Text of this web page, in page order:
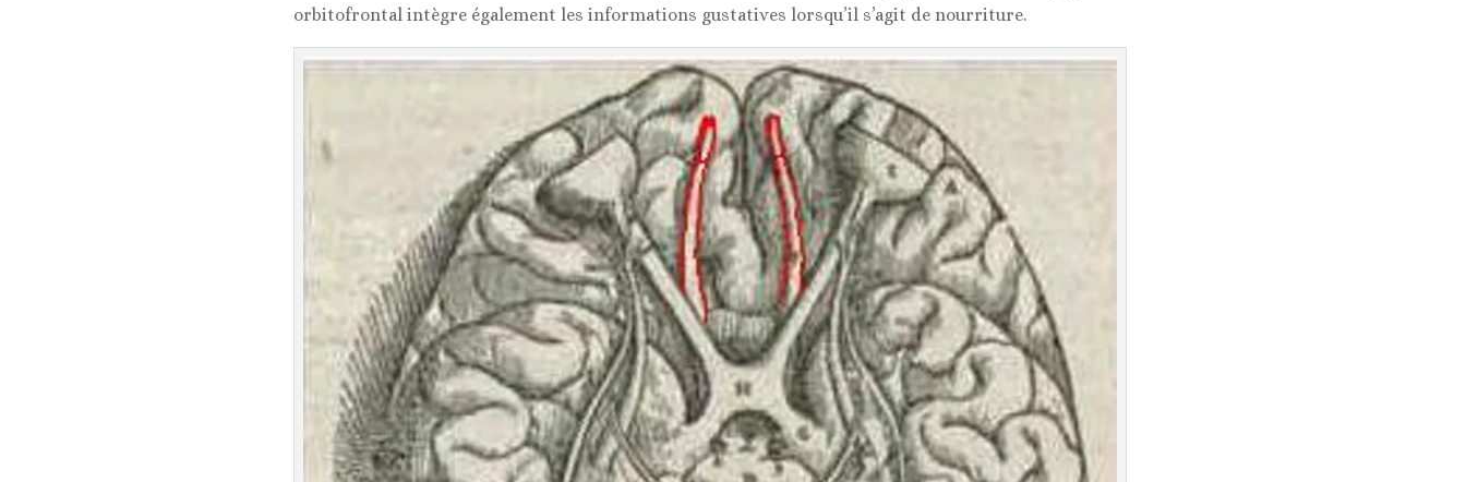
orbitofrontal intègre également les informations gustatives lorsqu’il s’agit de nourriture.